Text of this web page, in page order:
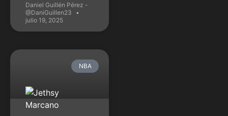
Daniel Guillén Pérez -
@DaniGuillen23
julio 19, 2025
NBA